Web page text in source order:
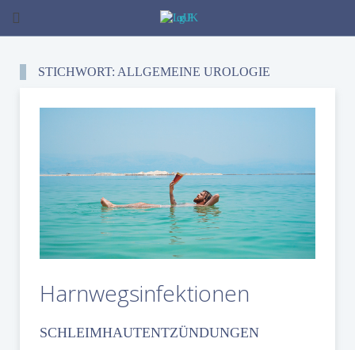
STICHWORT: ALLGEMEINE UROLOGIE
Harnwegsinfektionen
SCHLEIMHAUTENTZÜNDUNGEN